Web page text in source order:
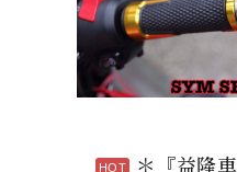
＊『益隆